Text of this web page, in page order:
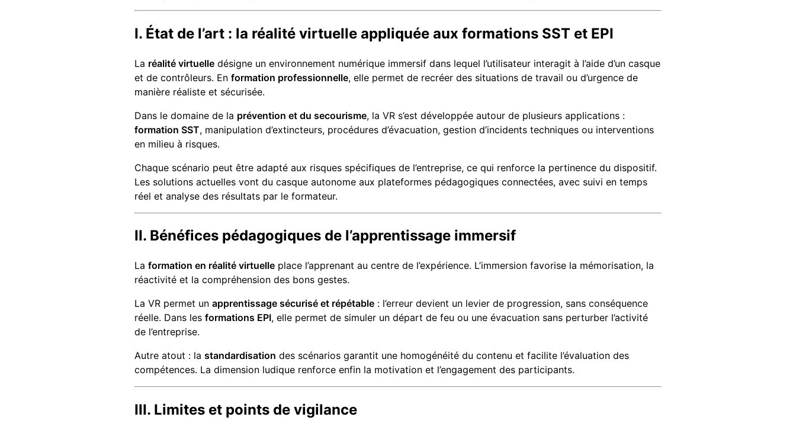
I. État de l’art : la réalité virtuelle appliquée aux formations SST et EPI
La réalité virtuelle désigne un environnement numérique immersif dans lequel l’utilisateur interagit à l’aide d’un casque
et de contrôleurs. En formation professionnelle, elle permet de recréer des situations de travail ou d’urgence de
manière réaliste et sécurisée.
Dans le domaine de la prévention et du secourisme, la VR s’est développée autour de plusieurs applications :
formation SST, manipulation d’extincteurs, procédures d’évacuation, gestion d’incidents techniques ou interventions
en milieu à risques.
Chaque scénario peut être adapté aux risques spécifiques de l’entreprise, ce qui renforce la pertinence du dispositif.
Les solutions actuelles vont du casque autonome aux plateformes pédagogiques connectées, avec suivi en temps
réel et analyse des résultats par le formateur.
II. Bénéfices pédagogiques de l’apprentissage immersif
La formation en réalité virtuelle place l’apprenant au centre de l’expérience. L’immersion favorise la mémorisation, la
réactivité et la compréhension des bons gestes.
La VR permet un apprentissage sécurisé et répétable : l’erreur devient un levier de progression, sans conséquence
réelle. Dans les formations EPI, elle permet de simuler un départ de feu ou une évacuation sans perturber l’activité
de l’entreprise.
Autre atout : la standardisation des scénarios garantit une homogénéité du contenu et facilite l’évaluation des
compétences. La dimension ludique renforce enfin la motivation et l’engagement des participants.
III. Limites et points de vigilance